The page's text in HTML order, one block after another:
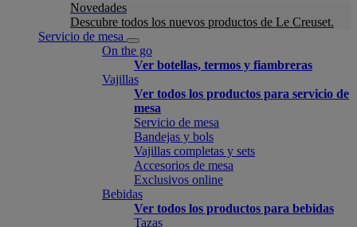
Novedades
Descubre todos los nuevos productos de Le Creuset.
Servicio de mesa
On the go
Ver botellas, termos y fiambreras
Vajillas
Ver todos los productos para servicio de
mesa
Servicio de mesa
Bandejas y bols
Vajillas completas y sets
Accesorios de mesa
Exclusivos online
Bebidas
Ver todos los productos para bebidas
Tazas